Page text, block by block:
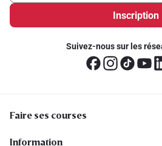
Inscription
Suivez-nous sur les
Faire ses courses
Information